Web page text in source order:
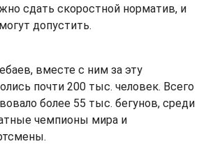
сдать скоростной норматив, и
допустить.
вместе с ним за эту
почти 200 тыс. человек. Всего
более 55 тыс. бегунов, среди
чемпионы мира и